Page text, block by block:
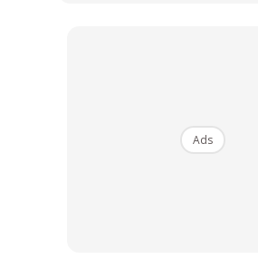
Ads